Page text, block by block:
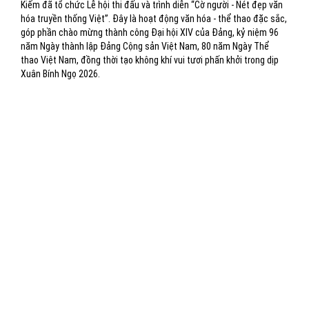
Kiếm đã tổ chức Lễ hội thi đấu và trình diễn “Cờ người - Nét đẹp văn
hóa truyền thống Việt”. Đây là hoạt động văn hóa - thể thao đặc sắc,
góp phần chào mừng thành công Đại hội XIV của Đảng, kỷ niệm 96
năm Ngày thành lập Đảng Cộng sản Việt Nam, 80 năm Ngày Thể
thao Việt Nam, đồng thời tạo không khí vui tươi phấn khởi trong dịp
Xuân Bính Ngọ 2026.